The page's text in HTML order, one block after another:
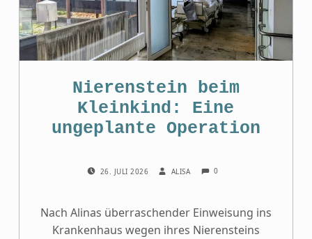
Nierenstein beim
Kleinkind: Eine
ungeplante Operation
26. JULI 2026 ALISA 0
Nach Alinas überraschender Einweisung ins
Krankenhaus wegen ihres Nierensteins